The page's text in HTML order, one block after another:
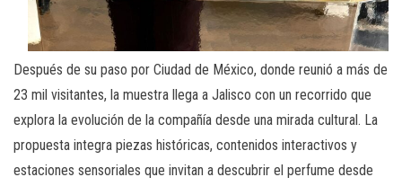
Después de su paso por Ciudad de México, donde reunió a más de
23 mil visitantes, la muestra llega a Jalisco con un recorrido que
explora la evolución de la compañía desde una mirada cultural. La
propuesta integra piezas históricas, contenidos interactivos y
estaciones sensoriales que invitan a descubrir el perfume desde